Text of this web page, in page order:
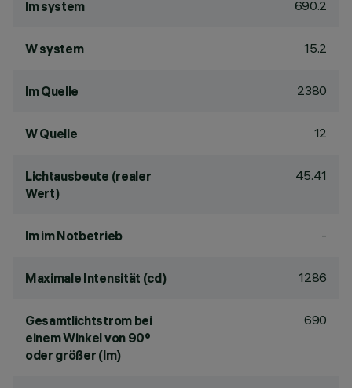
lm system 690.2
W system 15.2
lm Quelle 2380
W Quelle 12
Lichtausbeute (realer
Wert)
45.41
lm im Notbetrieb -
Maximale Intensität (cd) 1286
Gesamtlichtstrom bei
einem Winkel von 90°
oder größer (lm)
690